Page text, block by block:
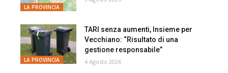
LA PROVINCIA
LA PROVINCIA
TARI senza aumenti, Insieme per
Vecchiano: “Risultato di una
gestione responsabile”
4 Agosto 2026